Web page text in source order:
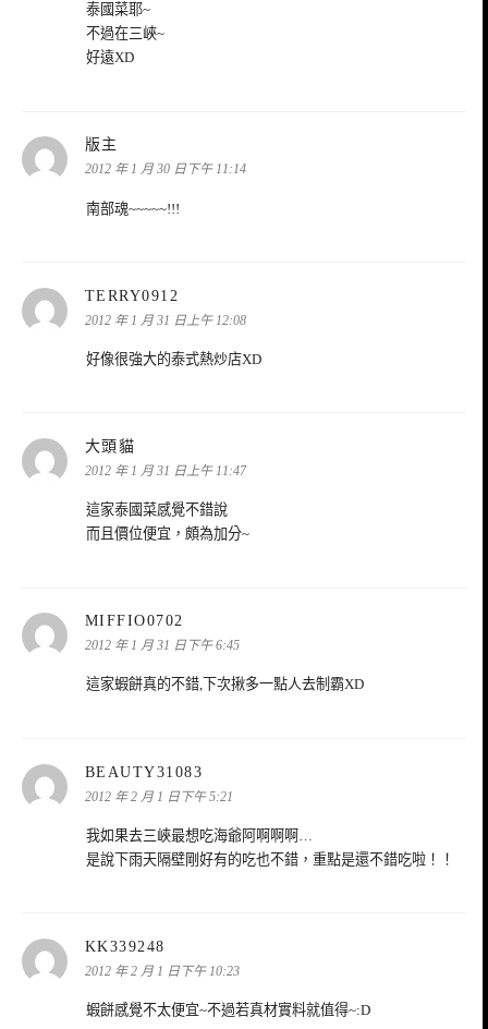
泰國菜耶~
不過在三峽~
好遠XD
版主
示:
2012 年 1 月 30 日下午 11:14
南部魂~~~~~!!!
TERRY0912
示:
2012 年 1 月 31 日上午 12:08
好像很強大的泰式熱炒店XD
大頭貓
示:
2012 年 1 月 31 日上午 11:47
這家泰國菜感覺不錯說
而且價位便宜，頗為加分~
MIFFIO0702
示:
2012 年 1 月 31 日下午 6:45
這家蝦餅真的不錯,下次揪多一點人去制霸XD
BEAUTY31083
示:
2012 年 2 月 1 日下午 5:21
我如果去三峽最想吃海爺阿啊啊啊…
是說下雨天隔壁剛好有的吃也不錯，重點是還不錯吃啦！！
KK339248
示:
2012 年 2 月 1 日下午 10:23
蝦餅感覺不太便宜~不過若真材實料就值得~:D